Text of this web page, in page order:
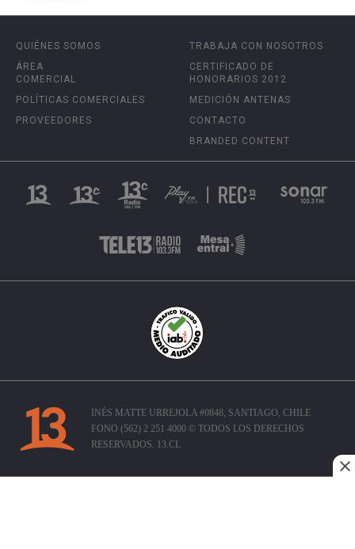
QUIÉNES SOMOS
ÁREA
COMERCIAL
POLÍTICAS COMERCIALES
PROVEEDORES
TRABAJA CON NOSOTROS
CERTIFICADO DE
HONORARIOS 2012
MEDICIÓN ANTENAS
CONTACTO
BRANDED CONTENT
INÉS MATTE URREJOLA #0848, SANTIAGO, CHILE
FONO (562) 2 251 4000 © TODOS LOS DERECHOS
RESERVADOS. 13.CL